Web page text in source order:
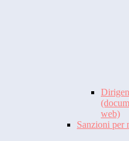
web)
Sanzioni per